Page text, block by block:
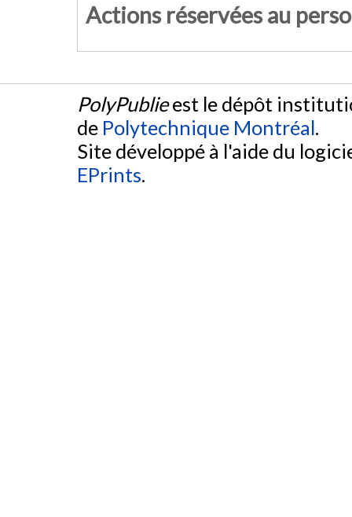
Actions réservées au
PolyPublieest le dépôt
de Polytechnique Montréal.
Site développé à l'aide du
EPrints.